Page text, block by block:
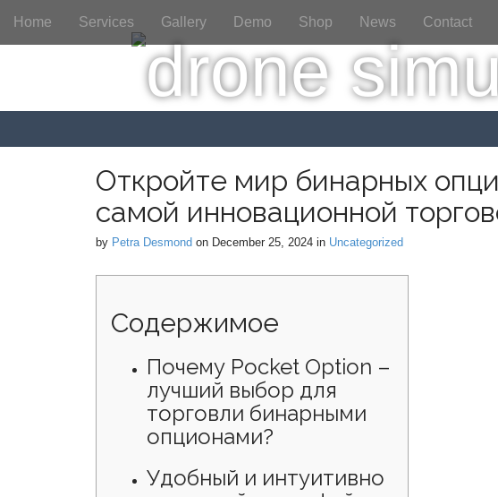
M
n
i
o
Home Services Gallery Demo Shop News Contact
Откройте мир бинарных
самой инновационной
by Petra Desmond on December 25, 2024 in Uncategorized
Содержимое
Почему Pocket Option –
лучший выбор для
торговли бинарными
опционами?
Удобный и интуитивно